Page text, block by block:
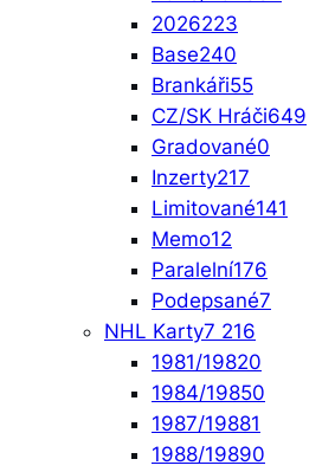
2026223
Base240
Brankáři55
CZ/SK Hráči649
Gradované0
Inzerty217
Limitované141
Memo12
Paralelní176
Podepsané7
NHL Karty7 216
1981/19820
1984/19850
1987/19881
1988/19890